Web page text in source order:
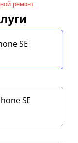
ремонт
SE
SE